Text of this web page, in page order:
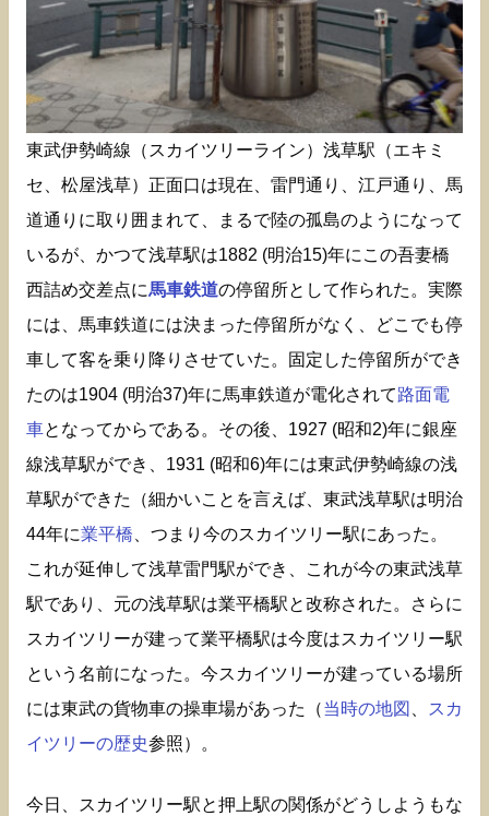
東武伊勢崎線（スカイツリーライン）浅草駅（エキミ
セ、松屋浅草）正面口は現在、雷門通り、江戸通り、馬
道通りに取り囲まれて、まるで陸の孤島のようになって
いるが、かつて浅草駅は1882 (明治15)年にこの吾妻橋
西詰め交差点に馬車鉄道の停留所として作られた。実際
には、馬車鉄道には決まった停留所がなく、どこでも停
車して客を乗り降りさせていた。固定した停留所ができ
たのは1904 (明治37)年に馬車鉄道が電化されて路面電
車となってからである。その後、1927 (昭和2)年に銀座
線浅草駅ができ、1931 (昭和6)年には東武伊勢崎線の浅
草駅ができた（細かいことを言えば、東武浅草駅は明治
44年に業平橋 、つまり今のスカイツリー駅にあった。
これが延伸して浅草雷門駅ができ、これが今の東武浅草
駅であり、元の浅草駅は業平橋駅と改称された。さらに
スカイツリーが建って業平橋駅は今度はスカイツリー駅
という名前になった。今スカイツリーが建っている場所
には東武の貨物車の操車場があった（当時の地図
スカ
イツリーの歴史参照）。
今日、スカイツリー駅と押上駅の関係がどうしようもな